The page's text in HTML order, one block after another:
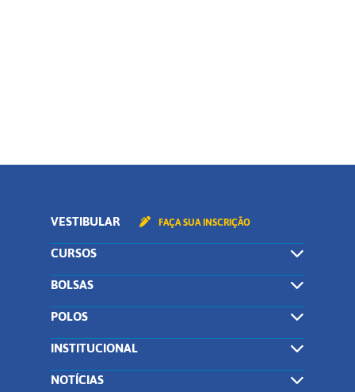
VESTIBULAR FAÇA SUA INSCRIÇÃO
CURSOS
BOLSAS
POLOS
INSTITUCIONAL
NOTÍCIAS